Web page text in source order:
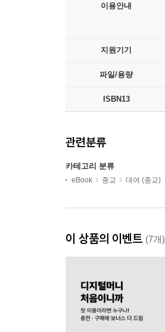
이용안내
지원기기
파일/용량
ISBN13
관련분류
카테고리 분류
eBook 종교 대여 (종교)
이 상품의 이벤트 (7개)